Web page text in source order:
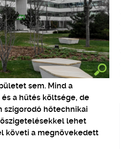
sem. Mind a
a hűtés költsége, de
hőtechnikai
lehet
követi a megnövekedett